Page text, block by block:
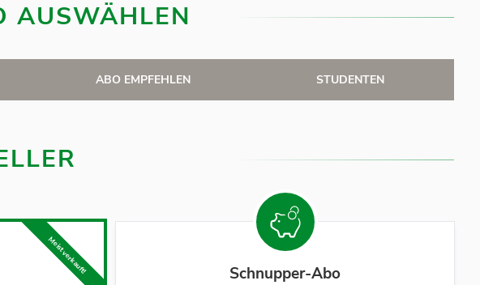
AUSWÄHLEN
ABO EMPFEHLEN STUDENTEN
Meist verkauft! Schnupper-Abo